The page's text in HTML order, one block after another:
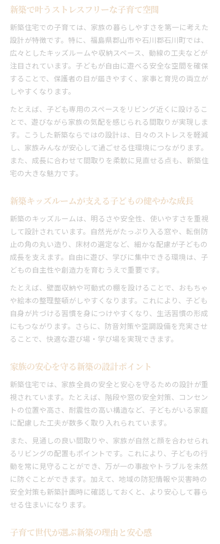
新築で叶うストレスフリーな子育て空間
新築住宅での子育ては、家族の暮らしやすさを第一に考えた
設計が特徴です。特に、福島県郡山市や石川郡石川町では、
広々としたキッズルームや収納スペース、動線の工夫などが
注目されています。子どもが自由に遊べる安全な空間を確保
することで、保護者の目が届きやすく、家事と育児の両立が
しやすくなります。
たとえば、子ども専用のスペースをリビング近くに設けるこ
とで、遊びながら家族の気配を感じられる間取りが実現しま
す。こうした新築ならではの設計は、日々のストレスを軽減
し、家族みんなが安心して過ごせる住環境につながります。
また、成長に合わせて間取りを柔軟に見直せる点も、新築住
宅の大きな魅力です。
新築キッズルームが支える子どもの健やかな成長
新築のキッズルームは、明るさや安全性、使いやすさを重視
して設計されています。自然光がたっぷり入る窓や、転倒防
止の角の丸い造り、床材の選定など、細かな配慮が子どもの
成長を支えます。自由に遊び、学びに集中できる環境は、子
どもの自主性や創造力を育むうえで重要です。
たとえば、壁面収納や可動式の棚を設けることで、おもちゃ
や絵本の整理整頓がしやすくなります。これにより、子ども
自身が片づける習慣を身につけやすくなり、生活習慣の形成
にもつながります。さらに、防音対策や空調設備を充実させ
ることで、快適な遊び場・学び場を実現できます。
家族の安心を守る新築の設計ポイント
新築住宅では、家族全員の安全と安心を守るための設計が重
視されています。たとえば、階段や窓の安全対策、コンセン
トの位置や高さ、耐震性の高い構造など、子どもがいる家庭
に配慮した工夫が数多く取り入れられています。
また、見通しの良い間取りや、家族が自然と顔を合わせられ
るリビングの配置もポイントです。これにより、子どもの行
動を常に見守ることができ、万が一の事故やトラブルを未然
に防ぐことができます。加えて、地域の防犯情報や災害時の
安全対策も新築計画時に確認しておくと、より安心して暮ら
せる住まいになります。
子育て世代が選ぶ新築の理由と安心感